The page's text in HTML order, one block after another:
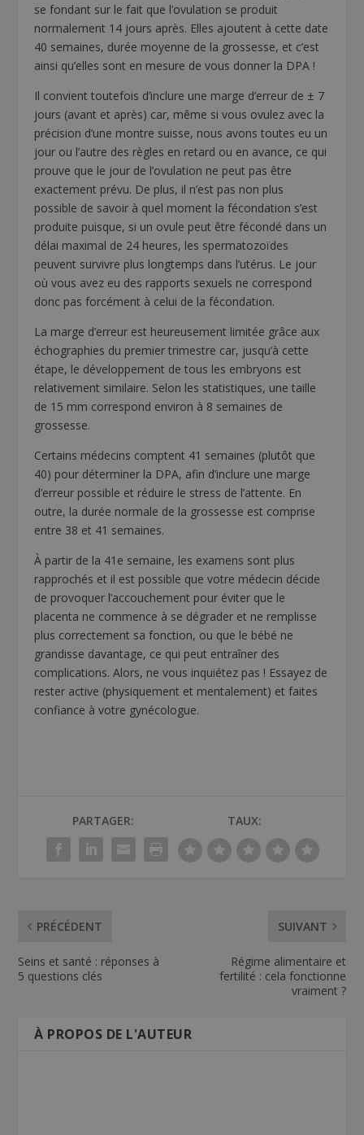
se fondant sur le fait que l’ovulation se produit
normalement 14 jours après. Elles ajoutent à cette date
40 semaines, durée moyenne de la grossesse, et c’est
ainsi qu’elles sont en mesure de vous donner la DPA !
Il convient toutefois d’inclure une marge d’erreur de ± 7
jours (avant et après) car, même si vous ovulez avec la
précision d’une montre suisse, nous avons toutes eu un
jour ou l’autre des règles en retard ou en avance, ce qui
prouve que le jour de l’ovulation ne peut pas être
exactement prévu. De plus, il n’est pas non plus
possible de savoir à quel moment la fécondation s’est
produite puisque, si un ovule peut être fécondé dans un
délai maximal de 24 heures, les spermatozoïdes
peuvent survivre plus longtemps dans l’utérus. Le jour
où vous avez eu des rapports sexuels ne correspond
donc pas forcément à celui de la fécondation.
La marge d’erreur est heureusement limitée grâce aux
échographies du premier trimestre car, jusqu’à cette
étape, le développement de tous les embryons est
relativement similaire. Selon les statistiques, une taille
de 15 mm correspond environ à 8 semaines de
grossesse.
Certains médecins comptent 41 semaines (plutôt que
40) pour déterminer la DPA, afin d’inclure une marge
d’erreur possible et réduire le stress de l’attente. En
outre, la durée normale de la grossesse est comprise
entre 38 et 41 semaines.
À partir de la 41e semaine, les examens sont plus
rapprochés et il est possible que votre médecin décide
de provoquer l’accouchement pour éviter que le
placenta ne commence à se dégrader et ne remplisse
plus correctement sa fonction, ou que le bébé ne
grandisse davantage, ce qui peut entraîner des
complications. Alors, ne vous inquiétez pas ! Essayez de
rester active (physiquement et mentalement) et faites
confiance à votre gynécologue.
PARTAGER: TAUX:
PRÉCÉDENT
Seins et santé : réponses à
5 questions clés
SUIVANT
Régime alimentaire et
fertilité : cela fonctionne
vraiment ?
À PROPOS DE L'AUTEUR